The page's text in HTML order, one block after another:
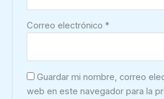
Correo electrónico*
Guardar mi nombre, correo
web en este navegador para la